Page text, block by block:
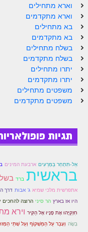
הזוהר הקדוש ויחי מתקדמים
ספר הזוהר – שמות
הזוהר הקדוש שמות מתחילים
הזוהר הקדוש שמות מתקדמים
הזוהר הקדוש וארא מתחילים
הזוהר הקדוש וארא מתקדמים
הזוהר הקדוש בא מתקדמים
הזוהר הקדוש בשלח מתקדמים
הזוהר הקדוש יתרו מתחילים
הזוהר הקדוש יתרו מתקדמים
וארא מתחילים
וארא מתקדמים
בא מתחילים
בא מתקדמים
בשלח מתחילים
בשלח מתקדמים
יתרו מתחילים
יתרו מתקדמים
משפטים מתחילים
משפטים מתקדמים
תגיות
אַל-תִּתְחַר בַּמְּרֵעִים ארבעת המינים
בראשית ברד
אתפרשית מלכי שמיא ג' אבות דרך
היו אז בארץ הר סיני הרוצה להחכים
חִזְקִיָּהוּ אֶת פָּנָיו אֶל הַקִּיר וירא
בְשֶׂה וְעָבַר עַל הַמַּשְׁקוֹף וְעַל שְׁתֵּי